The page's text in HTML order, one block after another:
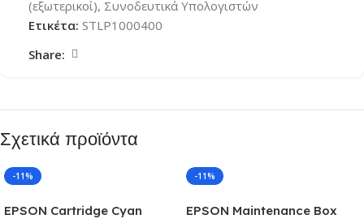
(εξωτερικοί), Συνοδευτικά Υπολογιστών
Ετικέτα: STLP1000400
Share:
Σχετικά προϊόντα
-11%
EPSON Cartridge Cyan
-11%
EPSON Maintenance Box